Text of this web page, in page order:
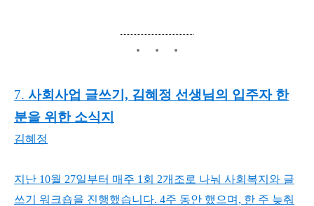
7. 사회사업 글쓰기, 김혜정 선생님의 입주자 한
분을 위한 소식지
김혜정
지난 10월 27일부터 매주 1회 2개조로 나눠 사회복지와 글
쓰기 워크숍을 진행했습니다. 4주 동안 했으며, 한 주 늦춰